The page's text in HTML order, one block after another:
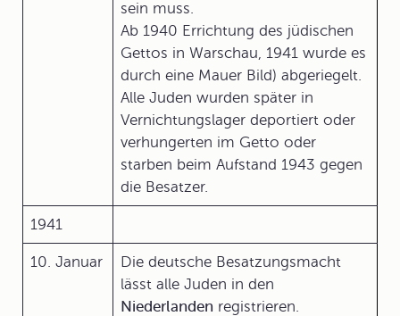
sein muss.
Ab 1940 Errichtung des jüdischen
Gettos in Warschau, 1941 wurde es
durch eine Mauer Bild) abgeriegelt.
Alle Juden wurden später in
Vernichtungslager deportiert oder
verhungerten im Getto oder
starben beim Aufstand 1943 gegen
die Besatzer.
1941
10. Januar
Die deutsche Besatzungsmacht
lässt alle Juden in den
Niederlanden registrieren.